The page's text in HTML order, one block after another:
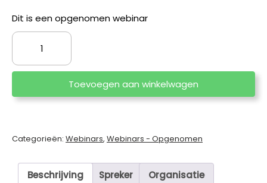
Dit is een opgenomen webinar
Webinar:
Taalontwikkelingsstoornissen
bij
kinderen
Sanders
Toevoegen aan winkelwagen
Categorieën: Webinars, Webinars - Opgenomen
Beschrijving Spreker Organisatie